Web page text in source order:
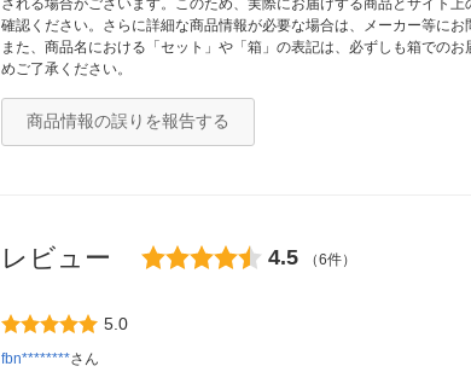
確認ください。さらに詳細な商品情報が必要な場合は、メーカー等にお
また、商品名における「セット」や「箱」の表記は、必ずしも箱での
めご了承ください。
商品情報の誤りを報告する
レビュー 4.5 （6件）
5.0
fbn********さん